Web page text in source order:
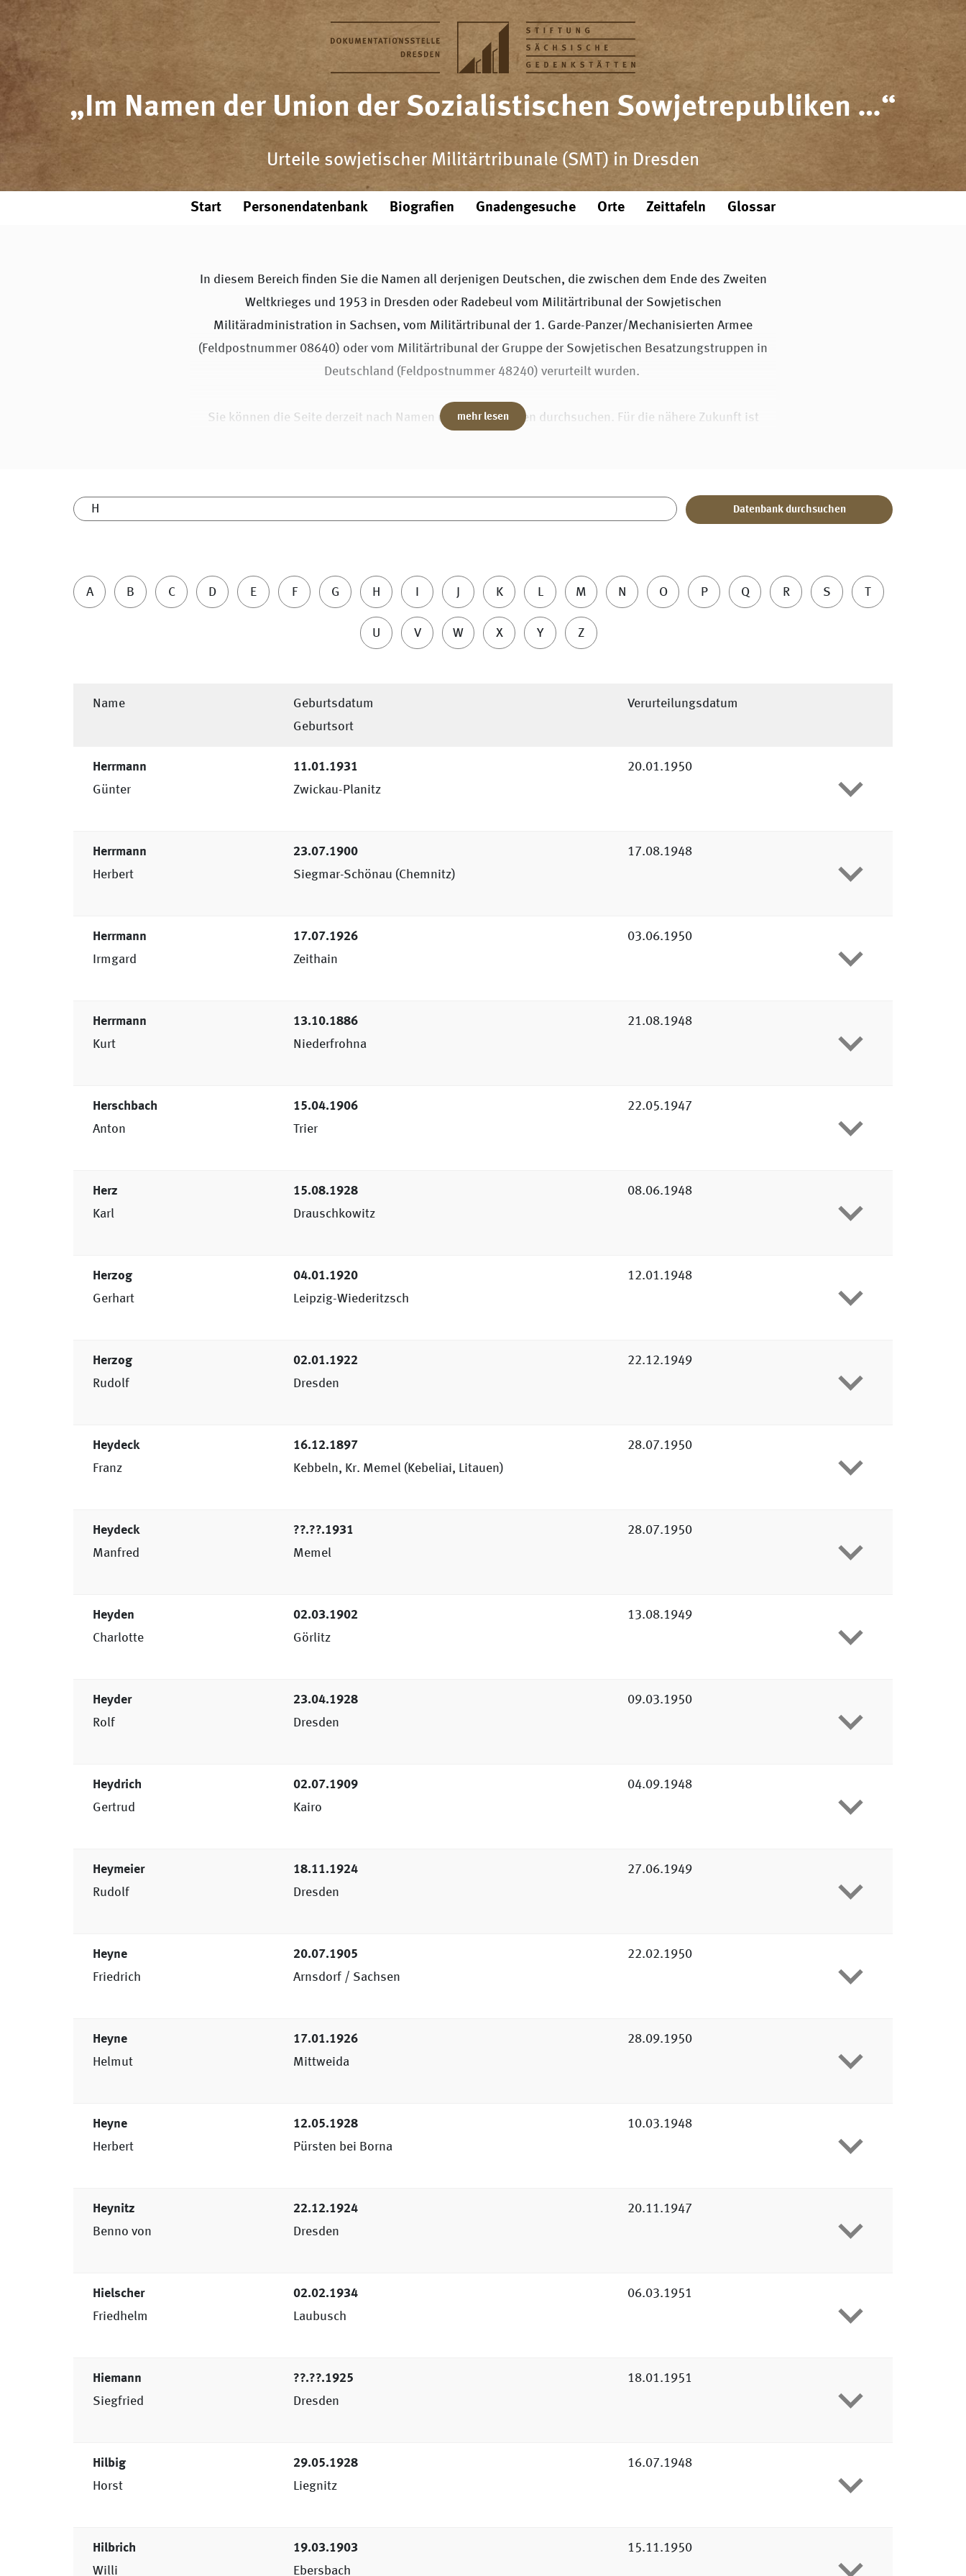
„Im Namen der Union der Sozialistischen Sowjetrepubliken …“
Urteile sowjetischer Militärtribunale (SMT) in Dresden
Start Personendatenbank Biografien Gnadengesuche Orte Zeittafeln Glossar
In diesem Bereich finden Sie die Namen all derjenigen Deutschen, die zwischen dem Ende des Zweiten
Weltkrieges und 1953 in Dresden oder Radebeul vom Militärtribunal der Sowjetischen
Militäradministration in Sachsen, vom Militärtribunal der 1. Garde-Panzer/Mechanisierten Armee
(Feldpostnummer 08640) oder vom Militärtribunal der Gruppe der Sowjetischen Besatzungstruppen in
Deutschland (Feldpostnummer 48240) verurteilt wurden.
Sie können die Seite derzeit nach Namen und Geburtsorten durchsuchen. Für die nähere Zukunft ist
Die Informationen zu den Verurteilten und ihrer Verfolgung werden im Rahmen eines von der
Für weitere Informationen zu den aufgeführten Verurteilten nehmen Sie bitte mit uns Kontakt auf. Halten
Sie bitte die im Datensatz genannte Identifikationsnummer (ID) bereit.
Die Datensätze werden fortlaufend ergänzt und korrigiert.
mehr lesen
A B C D E F G H K L M N O P Q R S T
U V W X Y Z
Name
Geburts­datum
Geburts­ort
Verurteilungs­datum
Herrmann
Günter
11.01.1931
Zwickau-Planitz
20.01.1950
Herrmann
Herbert
23.07.1900
Siegmar-Schönau (Chemnitz)
17.08.1948
Herrmann
Irmgard
17.07.1926
Zeithain
03.06.1950
Herrmann
Kurt
13.10.1886
Niederfrohna
21.08.1948
Herschbach
Anton
15.04.1906
Trier
22.05.1947
Herz
Karl
15.08.1928
Drauschkowitz
08.06.1948
Herzog
Gerhart
04.01.1920
Leipzig-Wiederitzsch
12.01.1948
Herzog
Rudolf
02.01.1922
Dresden
22.12.1949
Heydeck
Franz
16.12.1897
Kebbeln, Kr. Memel (Kebeliai, Litauen)
28.07.1950
Heydeck
Manfred
??.??.1931
Memel
28.07.1950
Heyden
Charlotte
02.03.1902
Görlitz
13.08.1949
Heyder
Rolf
23.04.1928
Dresden
09.03.1950
Heydrich
Gertrud
02.07.1909
Kairo
04.09.1948
Heymeier
Rudolf
18.11.1924
Dresden
27.06.1949
Heyne
Friedrich
20.07.1905
Arnsdorf / Sachsen
22.02.1950
Heyne
Helmut
17.01.1926
Mittweida
28.09.1950
Heyne
Herbert
12.05.1928
Pürsten bei Borna
10.03.1948
Heynitz
Benno von
22.12.1924
Dresden
20.11.1947
Hielscher
Friedhelm
02.02.1934
Laubusch
06.03.1951
Hiemann
Siegfried
??.??.1925
Dresden
18.01.1951
Hilbig
Horst
29.05.1928
Liegnitz
16.07.1948
Hilbrich
Willi
19.03.1903
Ebersbach
15.11.1950